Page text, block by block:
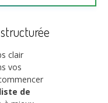
clair
vos
de